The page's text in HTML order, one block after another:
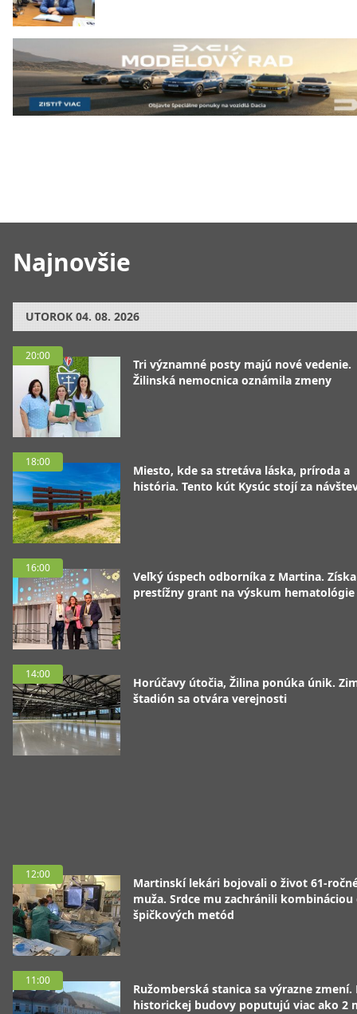
Najnovšie
UTOROK 04. 08. 2026
20:00
Tri významné posty majú nové vedenie.
Žilinská nemocnica oznámila zmeny
18:00
Miesto, kde sa stretáva láska, príroda a
história. Tento kút Kysúc stojí za
16:00
Veľký úspech odborníka z Martina.
prestížny grant na výskum hematológie
14:00
Horúčavy útočia, Žilina ponúka únik.
štadión sa otvára verejnosti
12:00
Martinskí lekári bojovali o život 61-
muža. Srdce mu zachránili kombináciou
špičkových metód
11:00
Ružomberská stanica sa výrazne zmení.
historickej budovy poputujú viac ako 2